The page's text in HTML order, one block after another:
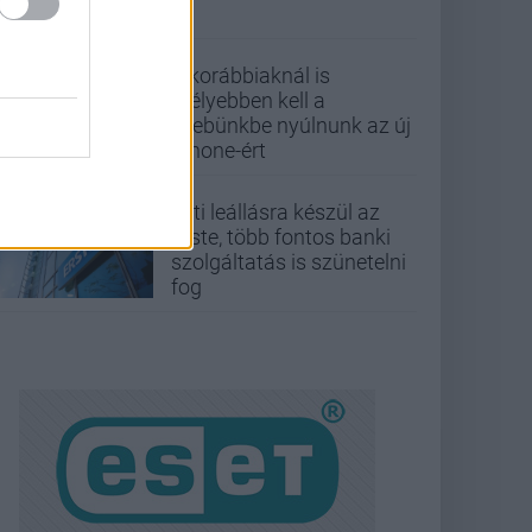
A korábbiaknál is
mélyebben kell a
zsebünkbe nyúlnunk az új
iPhone-ért
Esti leállásra készül az
Erste, több fontos banki
szolgáltatás is szünetelni
fog